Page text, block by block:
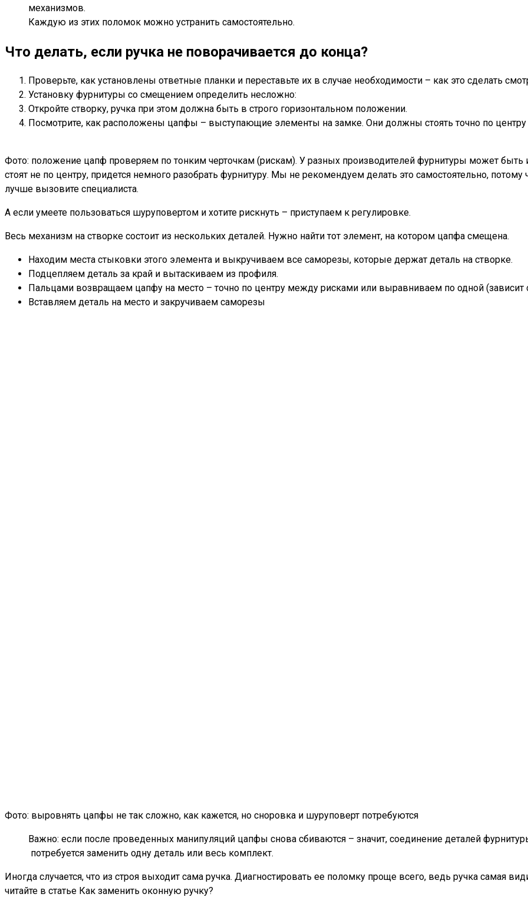
механизмов.
Каждую из этих поломок можно устранить самостоятельно.
Что делать, если ручка не поворачивается до конца?
Проверьте, как установлены ответные планки и переставьте их в случае необходимости – как это сделать
Установку фурнитуры со смещением определить несложно:
Откройте створку, ручка при этом должна быть в строго горизонтальном положении.
Посмотрите, как расположены цапфы – выступающие элементы на замке. Они должны стоять точно по центру
Фото: положение цапф проверяем по тонким черточкам (рискам). У разных производителей фурнитуры может
стоят не по центру, придется немного разобрать фурнитуру. Мы не рекомендуем делать это самостоятельно,
лучше вызовите специалиста.
А если умеете пользоваться шуруповертом и хотите рискнуть – приступаем к регулировке.
Весь механизм на створке состоит из нескольких деталей. Нужно найти тот элемент, на котором цапфа смещена.
Находим места стыковки этого элемента и выкручиваем все саморезы, которые держат деталь на створке.
Подцепляем деталь за край и вытаскиваем из профиля.
Пальцами возвращаем цапфу на место – точно по центру между рисками или выравниваем по одной (зависит
Вставляем деталь на место и закручиваем саморезы
Фото: выровнять цапфы не так сложно, как кажется, но сноровка и шуруповерт потребуются
Важно: если после проведенных манипуляций цапфы снова сбиваются – значит, соединение деталей
потребуется заменить одну деталь или весь комплект.
Иногда случается, что из строя выходит сама ручка. Диагностировать ее поломку проще всего, ведь ручка самая
читайте в статье Как заменить оконную ручку?